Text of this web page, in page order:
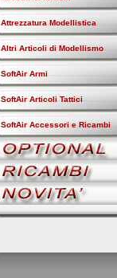
Attrezzatura Modellistica
Altri Articoli di Modellismo
SoftAir Armi
SoftAir Articoli Tattici
SoftAir Accessori e Ricambi